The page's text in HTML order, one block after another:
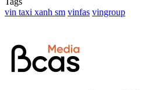
vin taxi xanh sm vinfas vingroup